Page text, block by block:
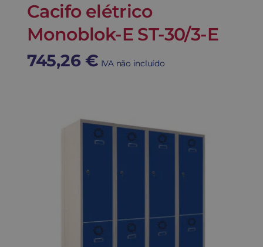
Cacifo elétrico
Monoblok-E ST-30/3-E
745,26 € IVA não incluído